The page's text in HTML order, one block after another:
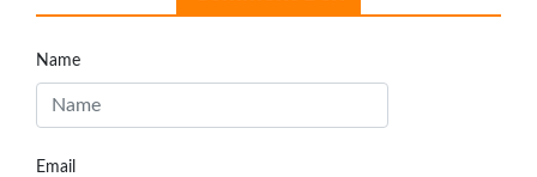
Name
Email